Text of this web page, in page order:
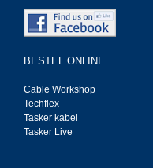
BESTEL ONLINE
Cable Workshop
Techflex
Tasker kabel
Tasker Live